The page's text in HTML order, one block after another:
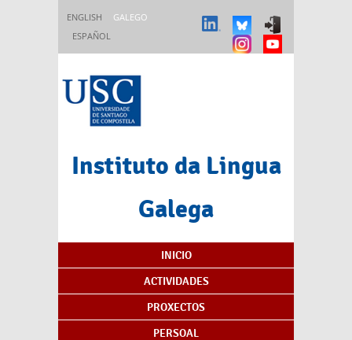
ENGLISH
GALEGO
ESPAÑOL
Instituto da Lingua
Galega
Índice de contidos
INICIO
ACTIVIDADES
PROXECTOS
PERSOAL